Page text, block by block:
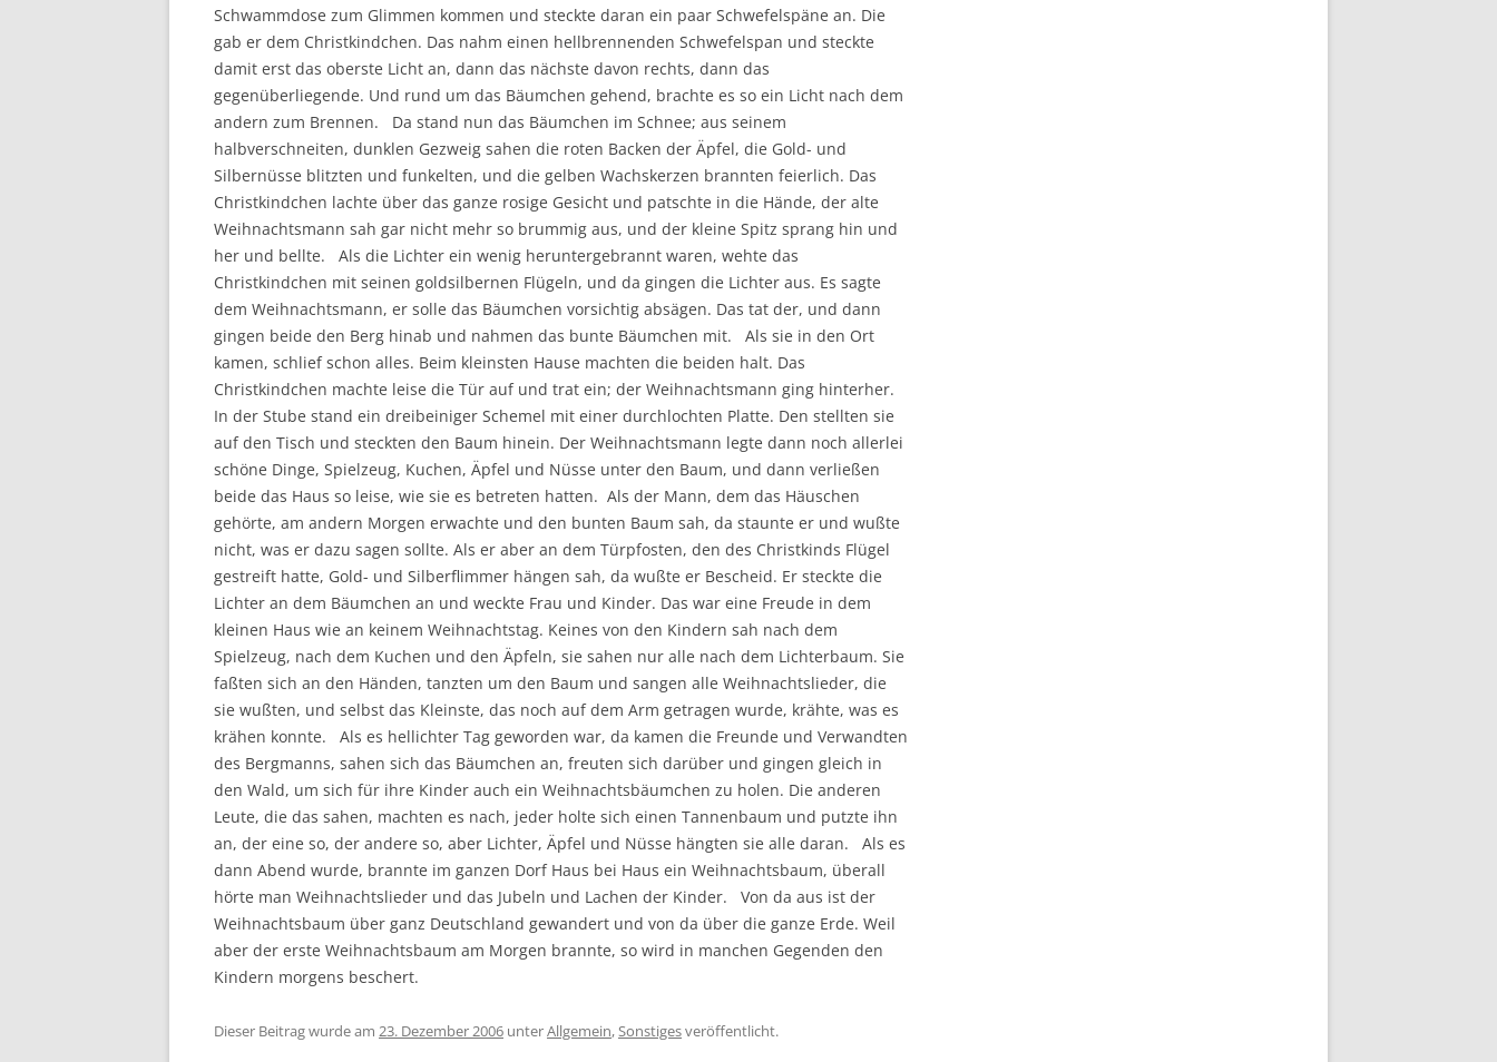
Schwammdose zum Glimmen kommen und steckte daran ein paar Schwefelspäne an. Die
gab er dem Christkindchen. Das nahm einen hellbrennenden Schwefelspan und steckte
damit erst das oberste Licht an, dann das nächste davon rechts, dann das
gegenüberliegende. Und rund um das Bäumchen gehend, brachte es so ein Licht nach dem
andern zum Brennen. Da stand nun das Bäumchen im Schnee; aus seinem
halbverschneiten, dunklen Gezweig sahen die roten Backen der Äpfel, die Gold- und
Silbernüsse blitzten und funkelten, und die gelben Wachskerzen brannten feierlich. Das
Christkindchen lachte über das ganze rosige Gesicht und patschte in die Hände, der alte
Weihnachtsmann sah gar nicht mehr so brummig aus, und der kleine Spitz sprang hin und
her und bellte. Als die Lichter ein wenig heruntergebrannt waren, wehte das
Christkindchen mit seinen goldsilbernen Flügeln, und da gingen die Lichter aus. Es sagte
dem Weihnachtsmann, er solle das Bäumchen vorsichtig absägen. Das tat der, und dann
gingen beide den Berg hinab und nahmen das bunte Bäumchen mit. Als sie in den Ort
kamen, schlief schon alles. Beim kleinsten Hause machten die beiden halt. Das
Christkindchen machte leise die Tür auf und trat ein; der Weihnachtsmann ging hinterher.
In der Stube stand ein dreibeiniger Schemel mit einer durchlochten Platte. Den stellten sie
auf den Tisch und steckten den Baum hinein. Der Weihnachtsmann legte dann noch allerlei
schöne Dinge, Spielzeug, Kuchen, Äpfel und Nüsse unter den Baum, und dann verließen
beide das Haus so leise, wie sie es betreten hatten. Als der Mann, dem das Häuschen
gehörte, am andern Morgen erwachte und den bunten Baum sah, da staunte er und wußte
nicht, was er dazu sagen sollte. Als er aber an dem Türpfosten, den des Christkinds Flügel
gestreift hatte, Gold- und Silberflimmer hängen sah, da wußte er Bescheid. Er steckte die
Lichter an dem Bäumchen an und weckte Frau und Kinder. Das war eine Freude in dem
kleinen Haus wie an keinem Weihnachtstag. Keines von den Kindern sah nach dem
Spielzeug, nach dem Kuchen und den Äpfeln, sie sahen nur alle nach dem Lichterbaum. Sie
faßten sich an den Händen, tanzten um den Baum und sangen alle Weihnachtslieder, die
sie wußten, und selbst das Kleinste, das noch auf dem Arm getragen wurde, krähte, was es
krähen konnte. Als es hellichter Tag geworden war, da kamen die Freunde und Verwandten
des Bergmanns, sahen sich das Bäumchen an, freuten sich darüber und gingen gleich in
den Wald, um sich für ihre Kinder auch ein Weihnachtsbäumchen zu holen. Die anderen
Leute, die das sahen, machten es nach, jeder holte sich einen Tannenbaum und putzte ihn
an, der eine so, der andere so, aber Lichter, Äpfel und Nüsse hängten sie alle daran. Als es
dann Abend wurde, brannte im ganzen Dorf Haus bei Haus ein Weihnachtsbaum, überall
hörte man Weihnachtslieder und das Jubeln und Lachen der Kinder. Von da aus ist der
Weihnachtsbaum über ganz Deutschland gewandert und von da über die ganze Erde. Weil
aber der erste Weihnachtsbaum am Morgen brannte, so wird in manchen Gegenden den
Kindern morgens beschert.
Dieser Beitrag wurde am 23. Dezember 2006 unterAllgemein,Sonstigesveröffentlicht.